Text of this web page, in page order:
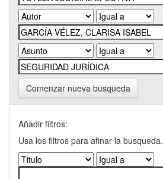
Comenzar nueva busqueda
Añadir filtros:
Usa los filtros para afinar la busqueda.